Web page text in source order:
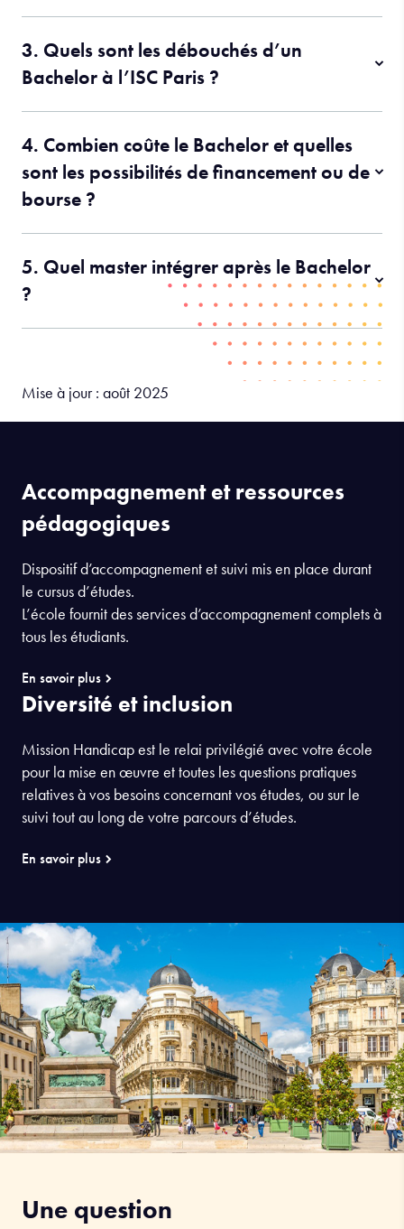
3. Quels sont les débouchés d’un
Bachelor à l’ISC Paris ?
4. Combien coûte le Bachelor et quelles
sont les possibilités de financement ou de
bourse ?
5. Quel master intégrer après le Bachelor
?
Mise à jour : août 2025
Accompagnement et ressources
pédagogiques
Dispositif d’accompagnement et suivi mis en place durant
le cursus d’études.
L’école fournit des services d’accompagnement complets à
tous les étudiants.
En savoir plus
Diversité et inclusion
Mission Handicap est le relai privilégié avec votre école
pour la mise en œuvre et toutes les questions pratiques
relatives à vos besoins concernant vos études, ou sur le
suivi tout au long de votre parcours d’études.
En savoir plus
Une question